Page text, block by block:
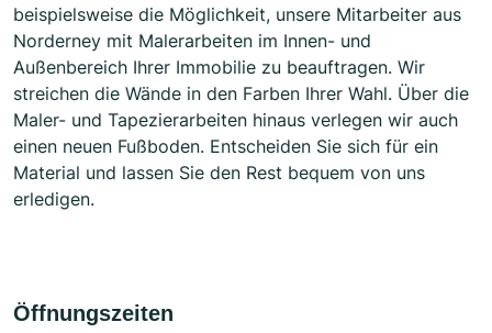
beispielsweise die Möglichkeit, unsere Mitarbeiter aus
Norderney mit Malerarbeiten im Innen- und
Außenbereich Ihrer Immobilie zu beauftragen. Wir
streichen die Wände in den Farben Ihrer Wahl. Über die
Maler- und Tapezierarbeiten hinaus verlegen wir auch
einen neuen Fußboden. Entscheiden Sie sich für ein
Material und lassen Sie den Rest bequem von uns
erledigen.
Öffnungszeiten